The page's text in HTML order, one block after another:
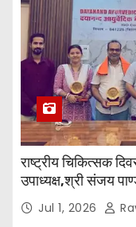
राष्ट्रीय चिकित्सक
उपाध्यक्ष,श्री संजय
जी तथा इनर व्हील क्लब
एवं उनकी टीम द्वारा
Jul 1, 2026